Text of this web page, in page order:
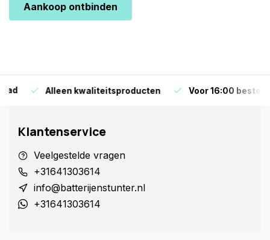
Aankoop ontbinden
Alleen kwaliteitsproducten Voor 16:00 bestellen
Klantenservice
Veelgestelde vragen
+31641303614
info@batterijenstunter.nl
+31641303614